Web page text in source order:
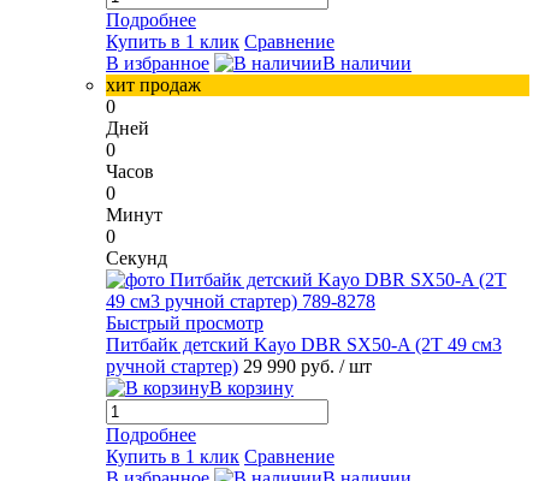
Подробнее
Купить в 1 клик Сравнение
В избранное
В наличии
хит продаж
0
Дней
0
Часов
0
Минут
0
Секунд
Быстрый просмотр
Питбайк детский Kayo DBR SX50-A (2T 49 см3
ручной стартер) 29 990 руб. / шт
В корзину
Подробнее
Купить в 1 клик Сравнение